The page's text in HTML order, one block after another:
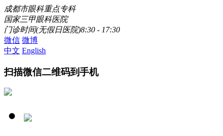
成都市眼科重点专科
国家三甲眼科医院
门诊时间(无假日医院)8:30 - 17:30
微信 微博
中文 English
扫描微信二维码到手机